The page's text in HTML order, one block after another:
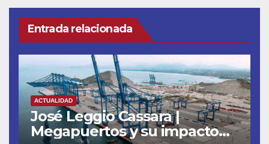
Entrada relacionada
ACTUALIDAD
José Leggio Cassara |
Megapuertos y su impacto